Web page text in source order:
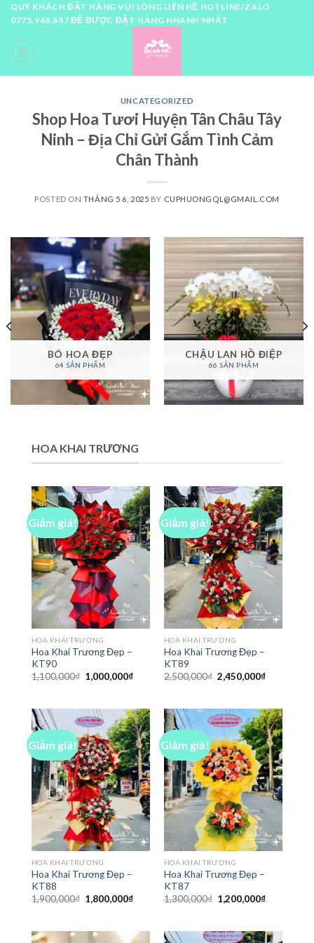
Skip
content
QUÝ KHÁCH ĐẶT HÀNG VUI LÒNG LIÊN HỆ HOTLINE/ZALO
0775.968.687 ĐỂ ĐƯỢC ĐẶT HÀNG NHANH NHẤT
UNCATEGORIZED
Shop Hoa Tươi Huyện Tân Châu Tây
Ninh – Địa Chỉ Gửi Gắm Tình Cảm
Chân Thành
POSTED ON THÁNG 5 6, 2025 BY CUPHUONGQL@GMAIL.COM
BÓ HOA ĐẸP
64 SẢN PHẨM
CHẬU LAN HỒ ĐIỆP
66 SẢN PHẨM
HOA KHAI TRƯƠNG
Giảm giá!
HOA KHAI TRƯƠNG
Hoa Khai Trương Đẹp –
KT90
1,100,000₫ Giá
gốc
1,000,000₫Giá
1,000,000₫.
Giảm giá!
HOA KHAI TRƯƠNG
Hoa Khai Trương Đẹp –
KT89
2,500,000₫ Giá
gốc
2,450,000₫Giá
Giảm giá!
HOA KHAI TRƯƠNG
Hoa Khai Trương Đẹp –
KT88
1,900,000₫ Giá
gốc
1,800,000₫Giá
1,800,000₫.
Giảm giá!
HOA KHAI TRƯƠNG
Hoa Khai Trương Đẹp –
KT87
1,300,000₫ Giá
gốc
1,200,000₫Giá